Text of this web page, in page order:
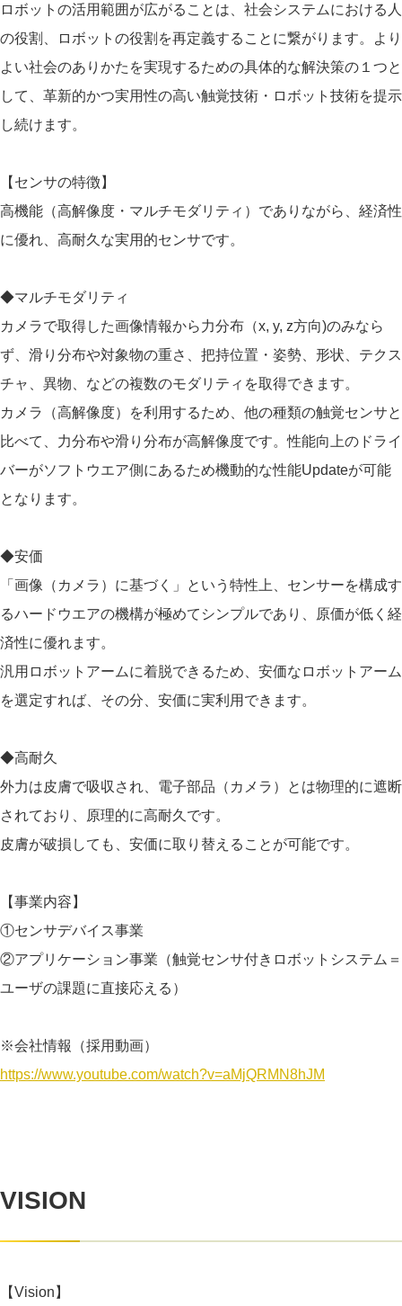
ロボットの活⽤範囲が広がることは、社会システムにおける人
の役割、ロボットの役割を再定義することに繋がります。より
よい社会のありかたを実現するための具体的な解決策の１つと
して、革新的かつ実用性の高い触覚技術・ロボット技術を提示
し続けます。
【センサの特徴】
高機能（高解像度・マルチモダリティ）でありながら、経済性
に優れ、高耐久な実用的センサです。
◆マルチモダリティ
カメラで取得した画像情報から力分布（x, y, z方向)のみなら
ず、滑り分布や対象物の重さ、把持位置・姿勢、形状、テクス
チャ、異物、などの複数のモダリティを取得できます。
カメラ（高解像度）を利用するため、他の種類の触覚センサと
比べて、力分布や滑り分布が高解像度です。性能向上のドライ
バーがソフトウエア側にあるため機動的な性能Updateが可能
となります。
◆安価
「画像（カメラ）に基づく」という特性上、センサーを構成す
るハードウエアの機構が極めてシンプルであり、原価が低く経
済性に優れます。
​汎用ロボットアームに着脱できるため、安価なロボットアーム
を選定すれば、その分、安価に実利用できます。
◆高耐久
外力は皮膚で吸収され、電子部品（カメラ）とは物理的に遮断
されており、原理的に高耐久です。
​皮膚が破損しても、安価に取り替えることが可能です。
【事業内容】
①センサデバイス事業
②アプリケーション事業（触覚センサ付きロボットシステム＝
ユーザの課題に直接応える）
※会社情報（採用動画）
https://www.youtube.com/watch?v=aMjQRMN8hJM
VISION
【Vision】